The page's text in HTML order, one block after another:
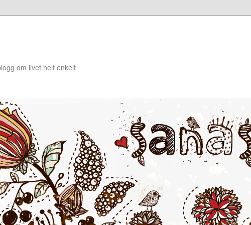
om livet helt enkelt